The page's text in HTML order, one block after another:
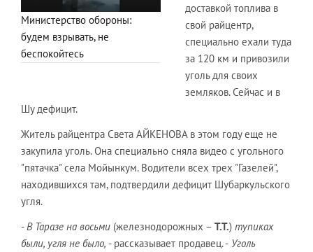
Министерство обороны:
будем взрывать, не
беспокойтесь
доставкой топлива в
свой райцентр,
специально ехали туда
за 120 км и привозили
уголь для своих
земляков. Сейчас и в
Шу дефицит.
Житель райцентра Света АЙКЕНОВА в этом году еще не
закупила уголь. Она специально сняла видео с угольного
"пятачка" села Мойынкум. Водители всех трех "Газелей",
находившихся там, подтвердили дефицит Шубаркульского
угля.
- В Таразе на восьми (железнодорожных – Т.Т.) тупиках
были, угля не было, - рассказывает продавец. - Уголь